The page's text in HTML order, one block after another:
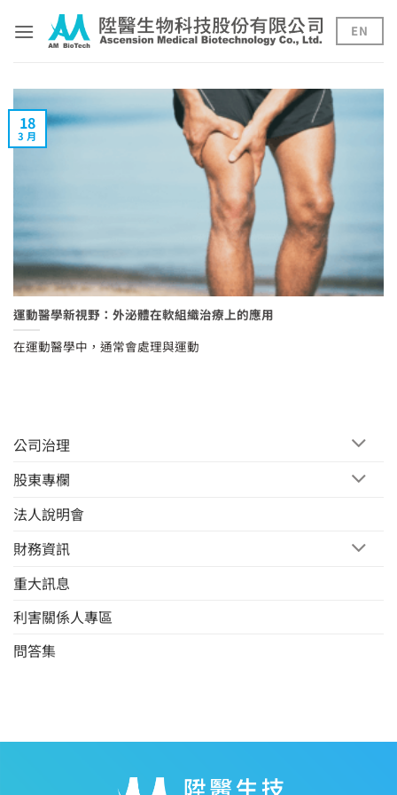
content
EN
公司治理
股東專欄
法人說明會
財務資訊
重大訊息
利害關係人專區
問答集
運動醫學新視野：外泌體在軟組織治療上的應用
在運動醫學中，通常會處理與運動
18
3 月